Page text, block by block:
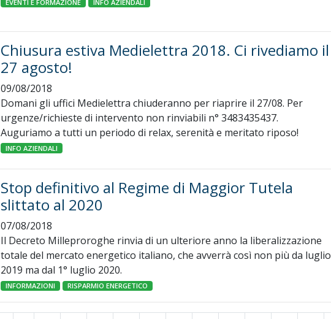
EVENTI E FORMAZIONE INFO AZIENDALI
Chiusura estiva Medielettra 2018. Ci rivediamo il
27 agosto!
09/08/2018
Domani gli uffici Medielettra chiuderanno per riaprire il 27/08. Per
urgenze/richieste di intervento non rinviabili n° 3483435437.
Auguriamo a tutti un periodo di relax, serenità e meritato riposo!
INFO AZIENDALI
Stop definitivo al Regime di Maggior Tutela
slittato al 2020
07/08/2018
Il Decreto Milleproroghe rinvia di un ulteriore anno la liberalizzazione
totale del mercato energetico italiano, che avverrà così non più da luglio
2019 ma dal 1° luglio 2020.
INFORMAZIONI RISPARMIO ENERGETICO